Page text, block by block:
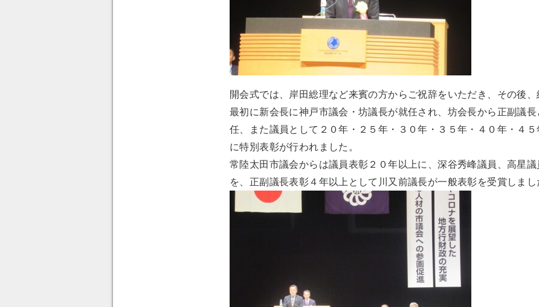
開会式では、岸田総理など来賓の方からご祝辞をいただき、その後、
最初に新会長に神戸市議会・坊議長が就任され、坊会長から正副議
任、また議員として２０年・２５年・３０年・３５年・４０年・４
に特別表彰が行われました。
常陸太田市議会からは議員表彰２０年以上に、深谷秀峰議員、高星
を、正副議長表彰４年以上として川又前議長が一般表彰を受賞しまし